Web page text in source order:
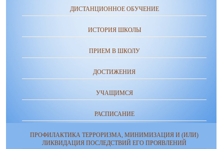
ДИСТАНЦИОННОЕ ОБУЧЕНИЕ
ИСТОРИЯ ШКОЛЫ
ПРИЕМ В ШКОЛУ
ДОСТИЖЕНИЯ
УЧАЩИМСЯ
РАСПИСАНИЕ
ПРОФИЛАКТИКА ТЕРРОРИЗМА, МИНИМИЗАЦИЯ И (ИЛИ)
ЛИКВИДАЦИЯ ПОСЛЕДСТВИЙ ЕГО ПРОЯВЛЕНИЙ